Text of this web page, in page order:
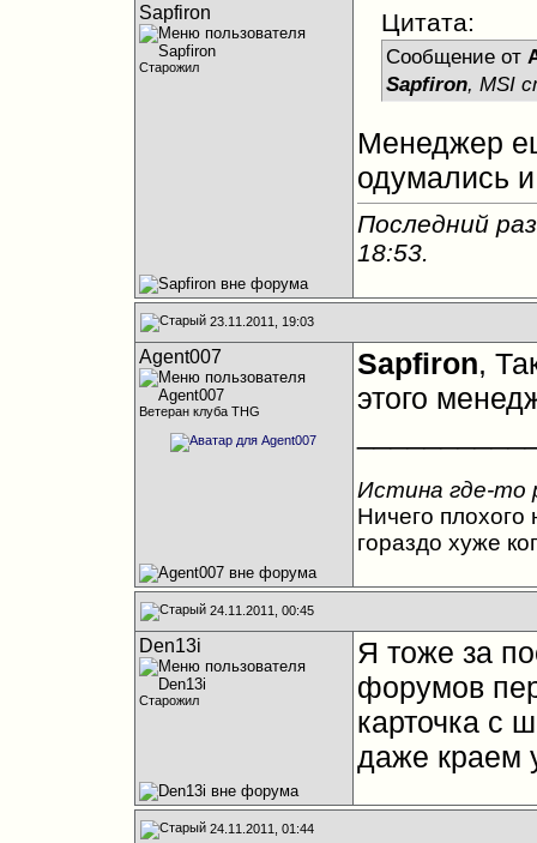
Sapfiron
Старожил
Цитата:
Сообщение от
Sapfiron, MSI
Менеджер
одумались
Последний
18:53.
23.11.2011, 19:03
Agent007
Ветеран клуба THG
Sapfiron,
этого
Истина где-то
Ничего плохого
гораздо хуже
24.11.2011, 00:45
Den13i
Старожил
Я тоже за
форумов
карточка с
даже краем
24.11.2011, 01:44